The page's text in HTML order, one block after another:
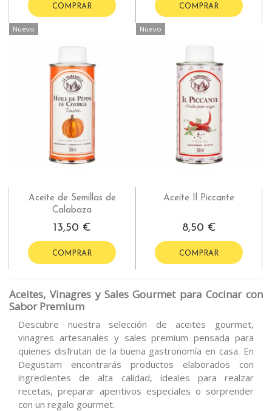
COMPRAR COMPRAR
Nuevo
Aceite de Semillas de
Calabaza
13,50 €
COMPRAR
Nuevo
Aceite Il Piccante
8,50 €
COMPRAR
Aceites, Vinagres y Sales Gourmet para Cocinar con
Sabor Premium
Descubre nuestra selección de aceites gourmet,
vinagres artesanales y sales premium pensada para
quienes disfrutan de la buena gastronomía en casa. En
Degustam encontrarás productos elaborados con
ingredientes de alta calidad, ideales para realzar
recetas, preparar aperitivos especiales o sorprender
con un regalo gourmet.